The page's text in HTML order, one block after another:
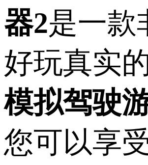
器2是一款
好玩真实
模拟驾驶
您可以享